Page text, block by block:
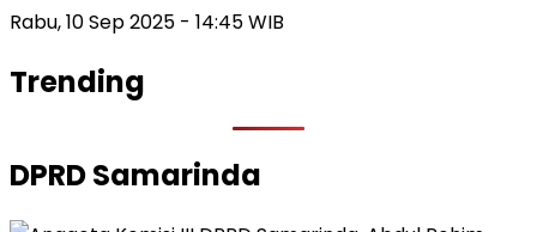
Rabu, 10 Sep 2025 - 14:45 WIB
Trending
DPRD Samarinda